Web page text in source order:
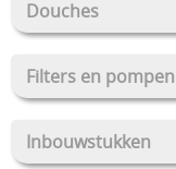
liners
Onderhoud
Overwintering
Douches
Filters en pompen
Inbouwstukken